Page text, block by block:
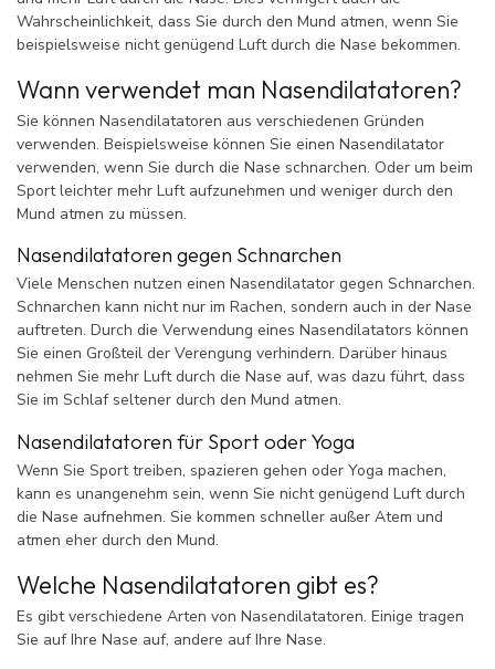
Wahrscheinlichkeit, dass Sie durch den Mund atmen, wenn Sie
beispielsweise nicht genügend Luft durch die Nase bekommen.
Wann verwendet man Nasendilatatoren?
Sie können Nasendilatatoren aus verschiedenen Gründen
verwenden. Beispielsweise können Sie einen Nasendilatator
verwenden, wenn Sie durch die Nase schnarchen. Oder um beim
Sport leichter mehr Luft aufzunehmen und weniger durch den
Mund atmen zu müssen.
Nasendilatatoren gegen Schnarchen
Viele Menschen nutzen einen Nasendilatator gegen Schnarchen.
Schnarchen kann nicht nur im Rachen, sondern auch in der Nase
auftreten. Durch die Verwendung eines Nasendilatators können
Sie einen Großteil der Verengung verhindern. Darüber hinaus
nehmen Sie mehr Luft durch die Nase auf, was dazu führt, dass
Sie im Schlaf seltener durch den Mund atmen.
Nasendilatatoren für Sport oder Yoga
Wenn Sie Sport treiben, spazieren gehen oder Yoga machen,
kann es unangenehm sein, wenn Sie nicht genügend Luft durch
die Nase aufnehmen. Sie kommen schneller außer Atem und
atmen eher durch den Mund.
Welche Nasendilatatoren gibt es?
Es gibt verschiedene Arten von Nasendilatatoren. Einige tragen
Sie auf Ihre Nase auf, andere auf Ihre Nase.